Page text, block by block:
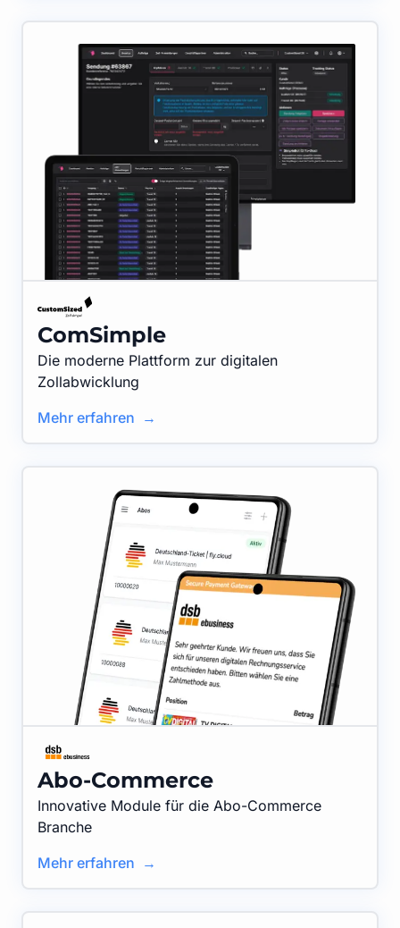
ComSimple
Die moderne Plattform zur digitalen
Zollabwicklung
Mehr erfahren →
Abo-Commerce
Innovative Module für die Abo-Commerce
Branche
Mehr erfahren →